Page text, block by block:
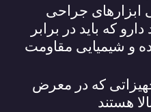
ابزارهای جراحی
که باید در برابر
و شیمیایی مقاومت
که در معرض
هستند